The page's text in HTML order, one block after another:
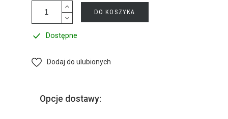
DO KOSZYKA
Dostępne
Dodaj do ulubionych
Opcje dostawy: